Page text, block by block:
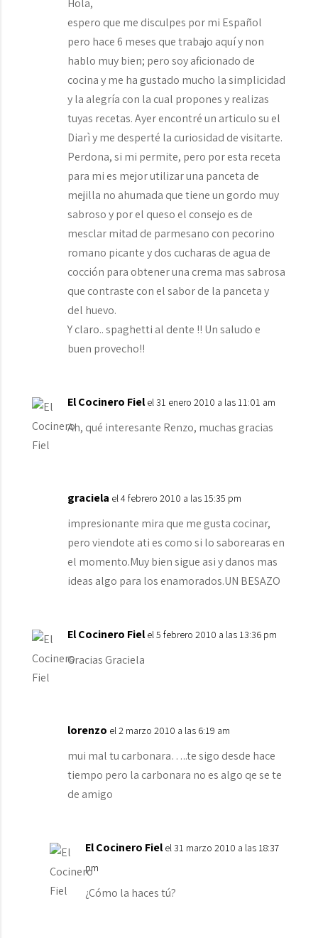
Hola,
espero que me disculpes por mi Español
pero hace 6 meses que trabajo aquí y non
hablo muy bien; pero soy aficionado de
cocina y me ha gustado mucho la simplicidad
y la alegría con la cual propones y realizas
tuyas recetas. Ayer encontré un articulo su el
Diarì y me desperté la curiosidad de visitarte.
Perdona, si mi permite, pero por esta receta
para mi es mejor utilizar una panceta de
mejilla no ahumada que tiene un gordo muy
sabroso y por el queso el consejo es de
mesclar mitad de parmesano con pecorino
romano picante y dos cucharas de agua de
cocción para obtener una crema mas sabrosa
que contraste con el sabor de la panceta y
del huevo.
Y claro.. spaghetti al dente !! Un saludo e
buen provecho!!
El Cocinero Fiel el 31 enero 2010 a las 11:01 am
Ah, qué interesante Renzo, muchas gracias
graciela el 4 febrero 2010 a las 15:35 pm
impresionante mira que me gusta cocinar,
pero viendote ati es como si lo saborearas en
el momento.Muy bien sigue asi y danos mas
ideas algo para los enamorados.UN BESAZO
El Cocinero Fiel el 5 febrero 2010 a las 13:36 pm
Gracias Graciela
lorenzo el 2 marzo 2010 a las 6:19 am
mui mal tu carbonara…..te sigo desde hace
tiempo pero la carbonara no es algo qe se te
de amigo
El Cocinero Fiel el 31 marzo 2010 a las 18:37
pm
¿Cómo la haces tú?